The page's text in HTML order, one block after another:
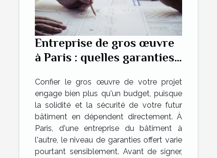
Entreprise de gros œuvre
à Paris : quelles garanties
Confier le gros œuvre de votre projet
engage bien plus qu'un budget, puisque
la solidité et la sécurité de votre futur
bâtiment en dépendent directement. À
Paris, d'une entreprise du bâtiment à
l'autre, le niveau de garanties offert varie
pourtant sensiblement. Avant de signer,